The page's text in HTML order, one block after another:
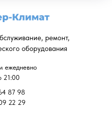
ежедневно
21:00
87 98
22 29
ремонт,
оборудования